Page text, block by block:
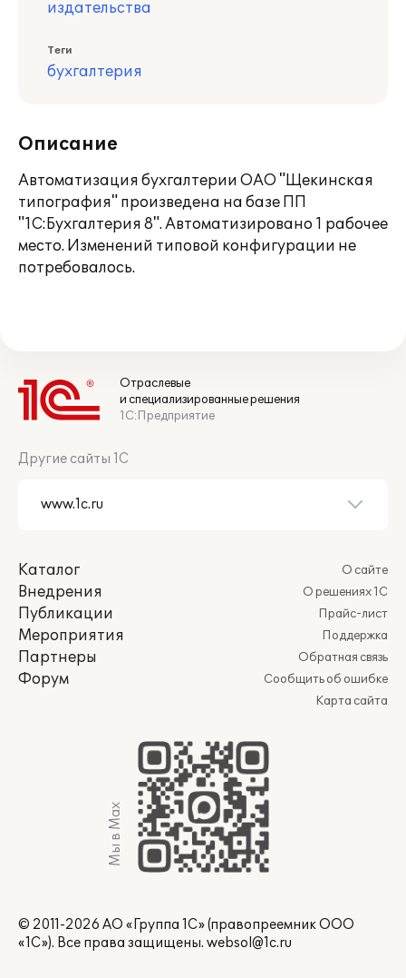
издательства
Теги
бухгалтерия
Описание
Автоматизация бухгалтерии ОАО "Щекинская
типография" произведена на базе ПП
"1С:Бухгалтерия 8". Автоматизировано 1 рабочее
место. Изменений типовой конфигурации не
потребовалось.
Отраслевые
и специализированные решения
1С:Предприятие
Другие сайты 1С
Каталог
Внедрения
Публикации
Мероприятия
Партнеры
Форум
О сайте
О решениях 1С
Прайс-лист
Поддержка
Обратная связь
Сообщить об ошибке
Карта сайта
Мы в Max
© 2011-2026 АО «Группа 1С» (правопреемник ООО
«1С»). Все права защищены. websol@1c.ru